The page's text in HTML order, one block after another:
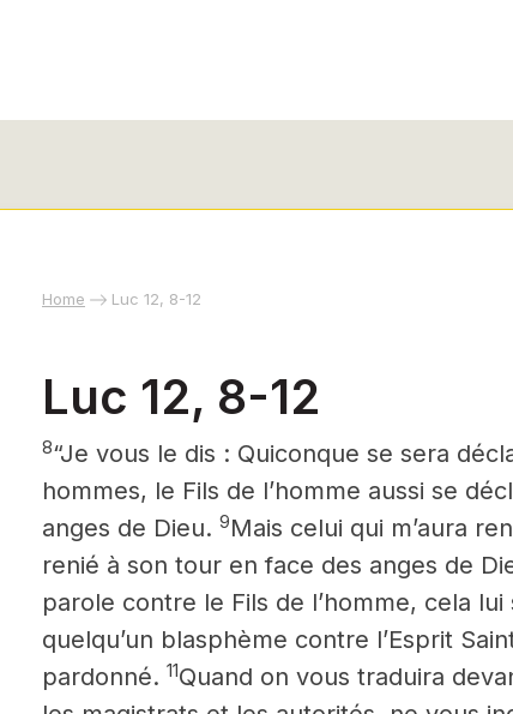
Home Luc 12, 8-12
Luc 12, 8-12
8“Je vous le dis : Quiconque se sera
hommes, le Fils de l’homme aussi se
anges de Dieu. 9Mais celui qui m’aura
renié à son tour en face des anges de
parole contre le Fils de l’homme, cela
quelqu’un blasphème contre l’Esprit
pardonné. 11Quand on vous traduira